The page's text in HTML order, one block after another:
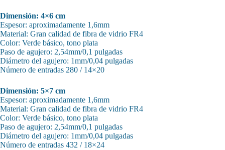
Dimensión: 4×6 cm
Espesor: aproximadamente 1,6mm
Material: Gran calidad de fibra de vidrio FR4
Color: Verde básico, tono plata
Paso de agujero: 2,54mm/0,1 pulgadas
Diámetro del agujero: 1mm/0,04 pulgadas
Número de entradas 280 / 14×20
Dimensión: 5×7 cm
Espesor: aproximadamente 1,6mm
Material: Gran calidad de fibra de vidrio FR4
Color: Verde básico, tono plata
Paso de agujero: 2,54mm/0,1 pulgadas
Diámetro del agujero: 1mm/0,04 pulgadas
Número de entradas 432 / 18×24